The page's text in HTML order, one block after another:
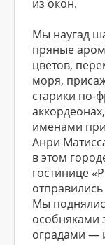
из окон.
Мы наугад
пряные
цветов,
моря,
старики по-
именами
Анри
в этом
гостинице
Мы
особняками
оградами —